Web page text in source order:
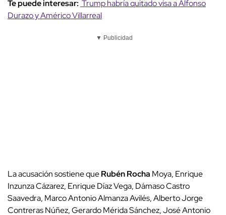
Te puede interesar: Trump habría quitado visa a Alfonso
Durazo y Américo Villarreal
▼ Publicidad
La acusación sostiene queRubén Rocha Moya, Enrique
Inzunza Cázarez, Enrique Díaz Vega, Dámaso Castro
Saavedra, Marco Antonio Almanza Avilés, Alberto Jorge
Contreras Núñez, Gerardo Mérida Sánchez, José Antonio